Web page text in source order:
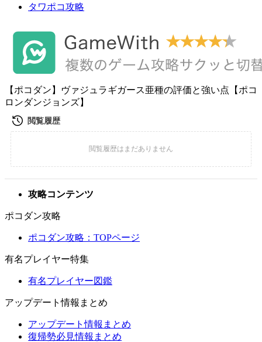
タワポコ攻略
【ポコダン】ヴァジュラギガース亜種の評価と強い点【ポコ
ロンダンジョンズ】
攻略コンテンツ
ポコダン攻略
ポコダン攻略：TOPページ
有名プレイヤー特集
有名プレイヤー図鑑
アップデート情報まとめ
アップデート情報まとめ
復帰勢必見情報まとめ